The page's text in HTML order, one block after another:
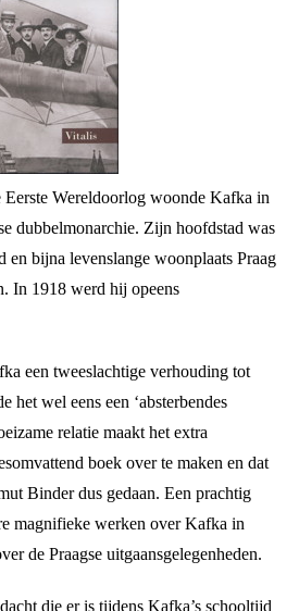
Eerste Wereldoorlog woonde Kafka in
dubbelmonarchie. Zijn hoofdstad was
en bijna levenslange woonplaats Praag
In 1918 werd hij opeens
een tweeslachtige verhouding tot
het wel eens een ‘absterbendes
relatie maakt het extra
boek over te maken en dat
Binder dus gedaan. Een prachtig
magnifieke werken over Kafka in
de Praagse uitgaansgelegenheden.
die er is tijdens Kafka’s schooltijd